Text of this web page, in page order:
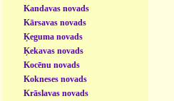
Kandavas novads
Kārsavas novads
Ķeguma novads
Ķekavas novads
Kocēnu novads
Kokneses novads
Krāslavas novads